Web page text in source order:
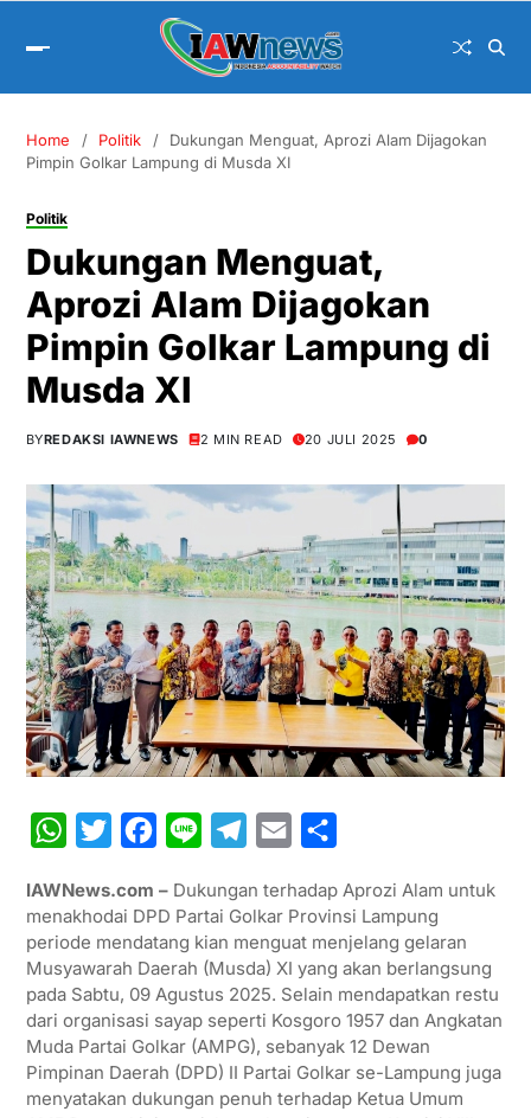
Home Politik
Dukungan Menguat, Aprozi Alam Dijagokan
Pimpin Golkar Lampung di Musda XI
Politik
Dukungan Menguat,
Aprozi Alam Dijagokan
Pimpin Golkar Lampung di
Musda XI
BYREDAKSI IAWNEWS 2 MIN READ 20 JULI 2025 0
W
a
t
s
A
p
p
i
t
t
e
r
c
e
b
o
o
k
n
e
l
e
g
r
a
m
a
i
l
a
r
e
IAWNews.com – Dukungan terhadap Aprozi Alam untuk
menakhodai DPD Partai Golkar Provinsi Lampung
periode mendatang kian menguat menjelang gelaran
Musyawarah Daerah (Musda) XI yang akan berlangsung
pada Sabtu, 09 Agustus 2025. Selain mendapatkan restu
dari organisasi sayap seperti Kosgoro 1957 dan Angkatan
Muda Partai Golkar (AMPG), sebanyak 12 Dewan
Pimpinan Daerah (DPD) II Partai Golkar se-Lampung juga
menyatakan dukungan penuh terhadap Ketua Umum